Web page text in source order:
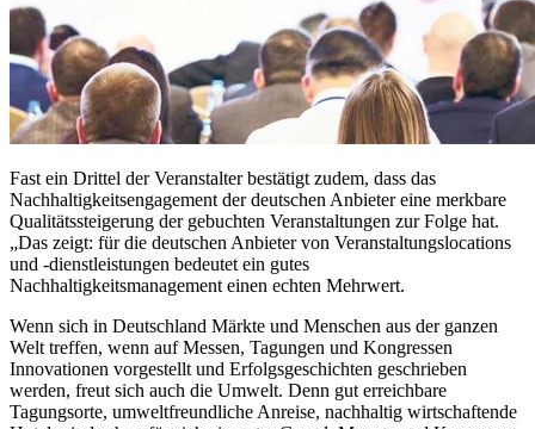
Fast ein Drittel der Veranstalter bestätigt zudem, dass das
Nachhaltigkeitsengagement der deutschen Anbieter eine merkbare
Qualitätssteigerung der gebuchten Veranstaltungen zur Folge hat.
„Das zeigt: für die deutschen Anbieter von Veranstaltungslocations
und -dienstleistungen bedeutet ein gutes
Nachhaltigkeitsmanagement einen echten Mehrwert.
Wenn sich in Deutschland Märkte und Menschen aus der ganzen
Welt treffen, wenn auf Messen, Tagungen und Kongressen
Innovationen vorgestellt und Erfolgsgeschichten geschrieben
werden, freut sich auch die Umwelt. Denn gut erreichbare
Tagungsorte, umweltfreundliche Anreise, nachhaltig wirtschaftende